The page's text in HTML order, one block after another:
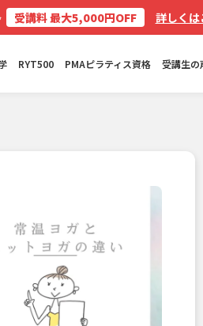
受講料 最大5,000円OFF 詳しく
RYT500 PMAピラティス資格 受講生の